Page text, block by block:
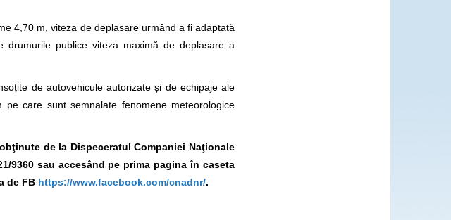
4,70 m, viteza de deplasare urmând a fi adaptată
publice viteza maximă de deplasare a
de autovehicule autorizate și de echipaje ale
care sunt semnalate fenomene meteorologice
de la Dispeceratul Companiei Naţionale
9360 sau accesând pe prima pagina în caseta
de FB https://www.facebook.com/cnadnr/.